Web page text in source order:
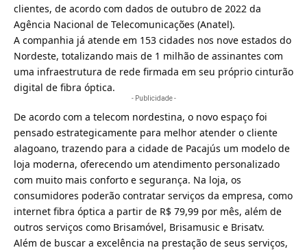
clientes, de acordo com dados de outubro de 2022 da
Agência Nacional de Telecomunicações (Anatel).
A companhia já atende em 153 cidades nos nove estados do
Nordeste, totalizando mais de 1 milhão de assinantes com
uma infraestrutura de rede firmada em seu próprio cinturão
digital de fibra óptica.
- Publicidade -
De acordo com a telecom nordestina, o novo espaço foi
pensado estrategicamente para melhor atender o cliente
alagoano, trazendo para a cidade de Pacajús um modelo de
loja moderna, oferecendo um atendimento personalizado
com muito mais conforto e segurança. Na loja, os
consumidores poderão contratar serviços da empresa, como
internet fibra óptica a partir de R$ 79,99 por mês, além de
outros serviços como Brisamóvel, Brisamusic e Brisatv.
Além de buscar a excelência na prestação de seus serviços,